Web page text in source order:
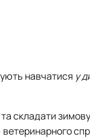
навчатися у
складати